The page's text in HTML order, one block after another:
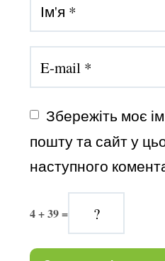
Збережіть моє
пошту та сайт у
наступного
4 + 39 =